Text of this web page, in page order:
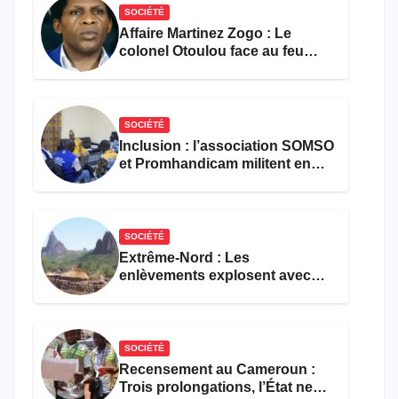
SOCIÉTÉ
Affaire Martinez Zogo : Le
colonel Otoulou face au feu
SOCIÉTÉ
Inclusion : l’association SOMSO
et Promhandicam militent en
SOCIÉTÉ
Extrême-Nord : Les
enlèvements explosent avec
SOCIÉTÉ
Recensement au Cameroun :
Trois prolongations, l’État ne